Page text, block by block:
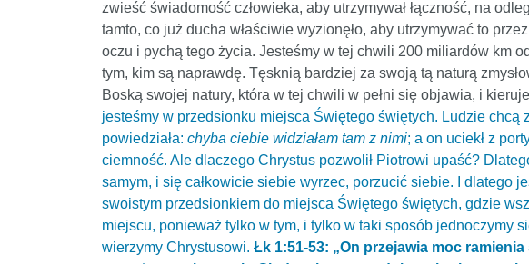
zwieść świadomość człowieka, aby utrzymywał łączność, na
tamto, co już ducha właściwie wyzionęło, aby utrzymywać to
oczu i pychą tego życia. Jesteśmy w tej chwili 200 miliardów km
tym, kim są naprawdę. Tęsknią bardziej za swoją tą naturą
Boską swojej natury, która w tej chwili w pełni się objawia, i
jesteśmy w przedsionku miejsca Świętego świętych. Ludzie
powiedziała: chyba ciebie widziałam tam z nimi; a on uciekł z
ciemność. Ale dlaczego Chrystus pozwolił Piotrowi upaść?
samym, i się całkowicie siebie wyrzec, porzucić siebie. I dlatego
swoistym przedsionkiem do miejsca Świętego świętych, gdzie
miejscu, ponieważ tylko w tym, i tylko w taki sposób jednoczymy
wierzymy Chrystusowi. Łk 1:51-53: „On przejawia moc